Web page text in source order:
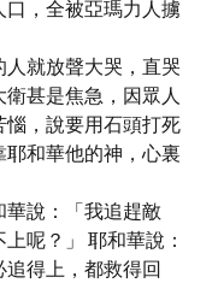
，全被亞瑪力人擄
人就放聲大哭，直哭
甚是焦急，因眾人
惱，說要用石頭打死
和華他的神，心裏
華說：「我追趕敵
呢？」 耶和華說：
追得上，都救得回